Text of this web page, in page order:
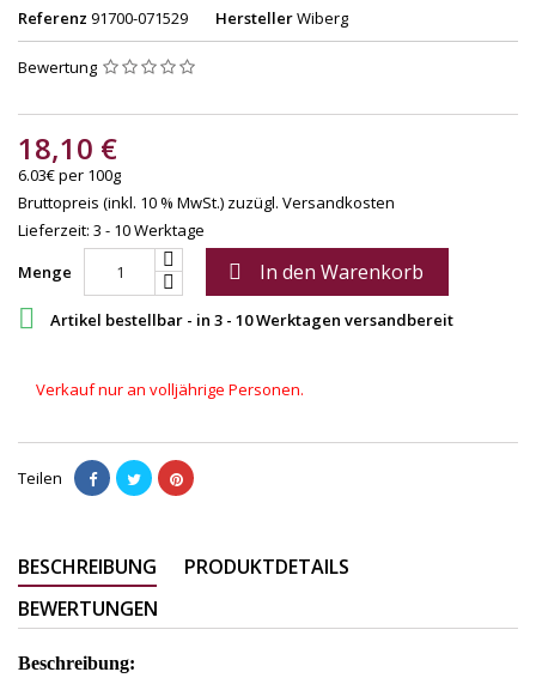
Referenz 91700-071529 HerstellerWiberg
Bewertung
18,10 €
6.03€ per 100g
Bruttopreis (inkl. 10 % MwSt.) zuzügl. Versandkosten
Lieferzeit: 3 - 10 Werktage
Menge
 In den Warenkorb
 Artikel bestellbar - in 3 - 10 Werktagen versandbereit
Verkauf nur an volljährige Personen.
Teilen
BESCHREIBUNG
PRODUKTDETAILS
BEWERTUNGEN
Beschreibung: